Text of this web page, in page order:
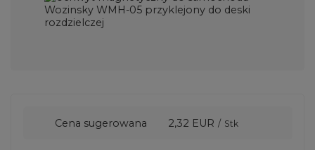
Cena sugerowana 2,32 EUR / Stk